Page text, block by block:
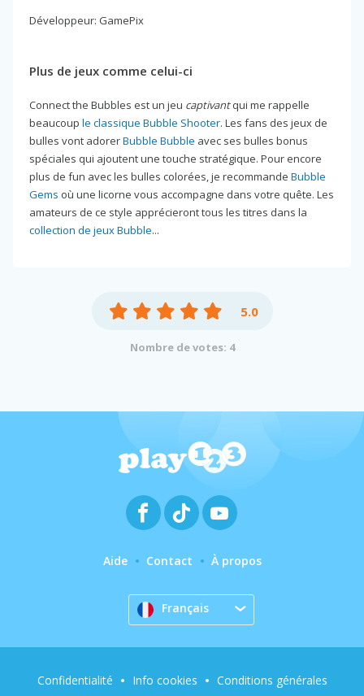
Développeur: GamePix
Plus de jeux comme celui-ci
Connect the Bubbles est un jeu captivantqui me rappelle
beaucoup le classique Bubble Shooter. Les fans des jeux de
bulles vont adorerBubble Bubble avec ses bulles bonus
spéciales qui ajoutent une touche stratégique. Pour encore
plus de fun avec les bulles colorées, je recommande Bubble
Gems où une licorne vous accompagne dans votre quête. Les
amateurs de ce style apprécieront tous les titres dans la
collection de jeux Bubble...
5.0
Nombre de votes: 4
Aide Contact À propos
Français
Confidentialité Info cookies Conditions générales